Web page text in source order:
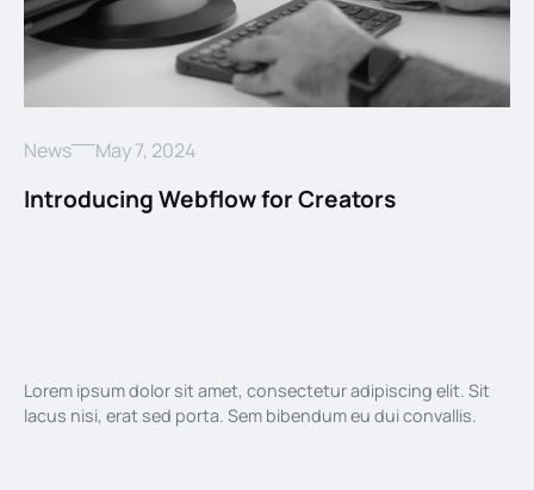
News May 7, 2024
Introducing Webflow for Creators
Lorem ipsum dolor sit amet, consectetur adipiscing elit. Sit
lacus nisi, erat sed porta. Sem bibendum eu dui convallis.